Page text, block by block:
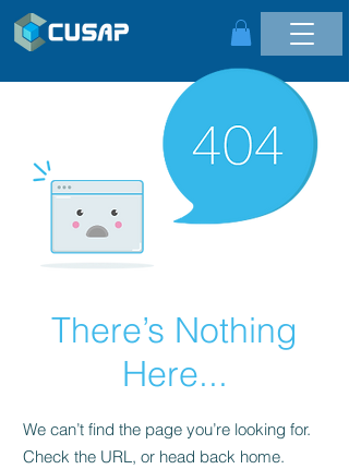
There’s Nothing
Here...
We can’t find the page you’re looking for.
Check the URL, or head back home.